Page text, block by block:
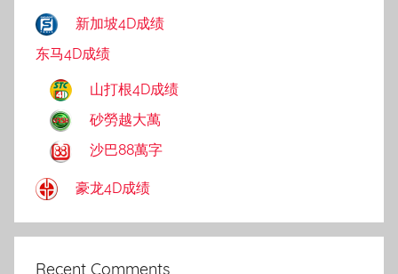
新加坡4D成绩
东马4D成绩
山打根4D成绩
砂勞越大萬
沙巴88萬字
豪龙4D成绩
Recent Comments